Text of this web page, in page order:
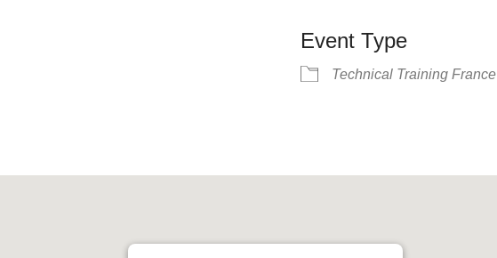
Event Type
Technical Training France